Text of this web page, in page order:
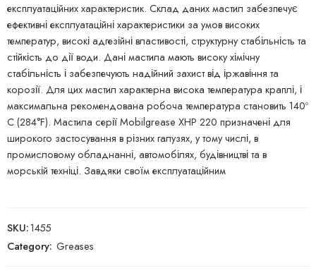
експлуатаційних характеристик. Склад даних мастил забезпечує
ефективні експлуатаційні характеристики за умов високих
температур, високі адгезійні властивості, структурну стабільність та
стійкість до дії води. Дані мастила мають високу хімічну
стабільність і забезпечують надійний захист від іржавіння та
корозії. Для цих мастил характерна висока температура краплі, і
максимальна рекомендована робоча температура становить 140º
C (284°F). Мастила серії Mobilgrease XHP 220 призначені для
широкого застосування в різних галузях, у тому числі, в
промисловому обладнанні, автомобілях, будівництві та в
морській техніці. Завдяки своїм експлуатаційним
SKU:1455
Category: Greases